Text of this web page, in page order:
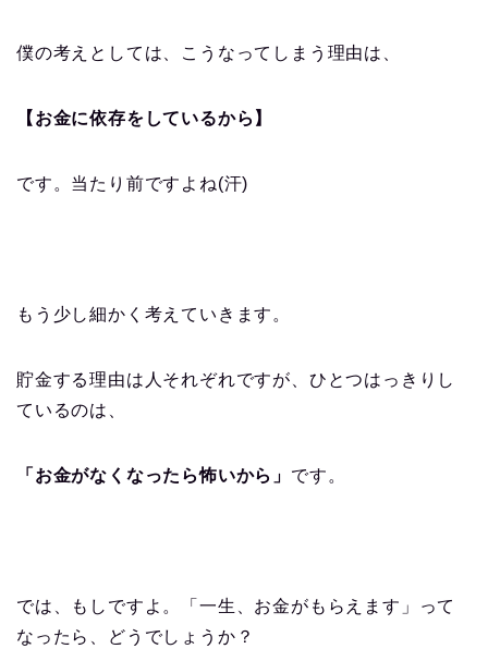
僕の考えとしては、こうなってしまう理由は、
【お金に依存をしているから】
です。当たり前ですよね(汗)
もう少し細かく考えていきます。
貯金する理由は人それぞれですが、ひとつはっきりし
ているのは、
「お金がなくなったら怖いから」 です。
では、もしですよ。「一生、お金がもらえます」って
なったら、どうでしょうか？